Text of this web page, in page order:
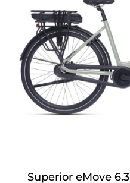
Superior eMove 6.3